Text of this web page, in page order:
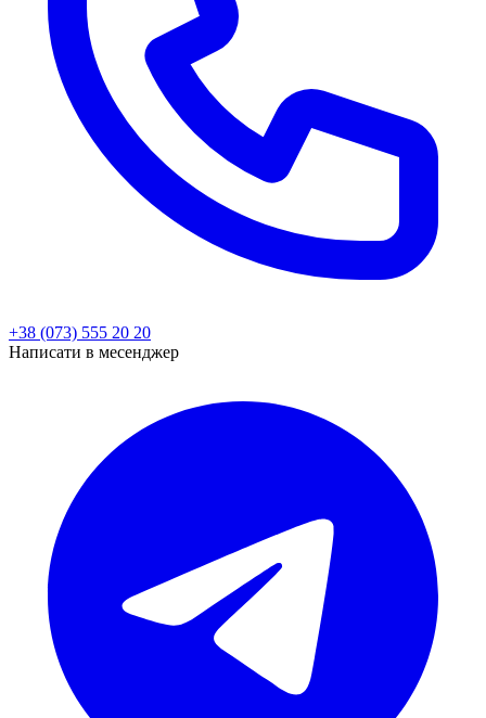
+38 (073) 555 20 20
Написати в месенджер